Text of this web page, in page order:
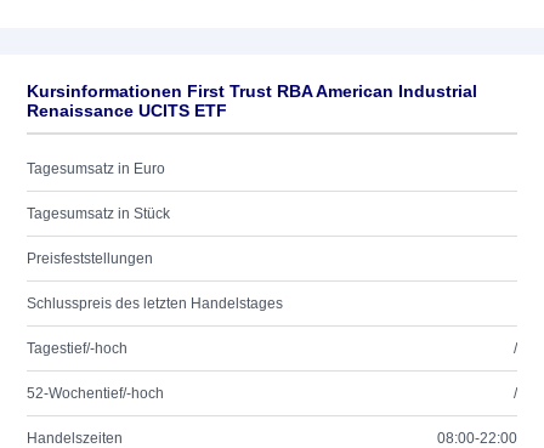
Kursinformationen First Trust RBA American Industrial
Renaissance UCITS ETF
Tagesumsatz in Euro
Tagesumsatz in Stück
Preisfeststellungen
Schlusspreis des letzten Handelstages
Tagestief/-hoch /
52-Wochentief/-hoch /
Handelszeiten 08:00-22:00